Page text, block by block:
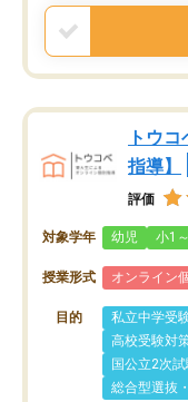
トウ
指導】
評価
対象学年 幼児 小1
授業形式 オンライン
目的 私立中学受
高校受験対
国公立2次
総合型選抜